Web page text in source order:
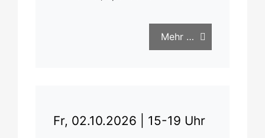
Mehr …
Fr, 02.10.2026 | 15-19 Uhr